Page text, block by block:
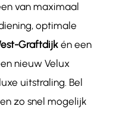
van maximaal
optimale
Graftdijkén een
nieuw Velux
uitstraling. Bel
zo snel mogelijk